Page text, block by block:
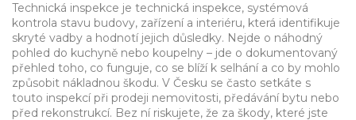
Technická inspekce je technická inspekce, systémová
kontrola stavu budovy, zařízení a interiéru, která identifikuje
skryté vadby a hodnotí jejich důsledky. Nejde o náhodný
pohled do kuchyně nebo koupelny – jde o dokumentovaný
přehled toho, co funguje, co se blíží k selhání a co by mohlo
způsobit nákladnou škodu. V Česku se často setkáte s
touto inspekcí při prodeji nemovitosti, předávání bytu nebo
před rekonstrukcí. Bez ní riskujete, že za škody, které jste